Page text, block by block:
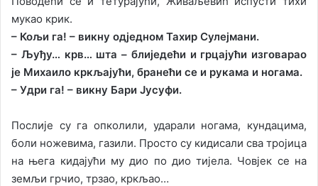
мукао крик.
– Кољи га! – викну одједном Тахир Сулејмани.
– Љуђу… крв… шта – блиједећи и грцајући изговарао
је Михаило кркљајући, бранећи се и рукама и ногама.
– Удри га! – викну Бари Јусуфи.
Послије су га опколили, ударали ногама, кундацима,
боли ножевима, газили. Просто су кидисали сва тројица
на њега кидајући му дио по дио тијела. Човјек се на
земљи грчио, трзао, кркљао…